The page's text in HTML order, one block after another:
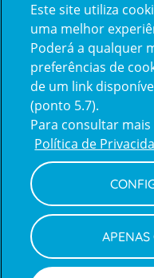
e
Policy
Política de
Canal de
Este site utiliza
uma melhor
Poderá a qualquer
preferências de
de um link
(ponto 5.7).
Para consultar
Política de
APENAS